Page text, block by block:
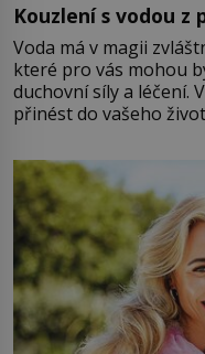
Kouzlení s vodou
Voda má v magii
které pro vás mohou
duchovní síly a léčení.
přinést do vašeho
můžete obohatit své
větší harmonii a klid.